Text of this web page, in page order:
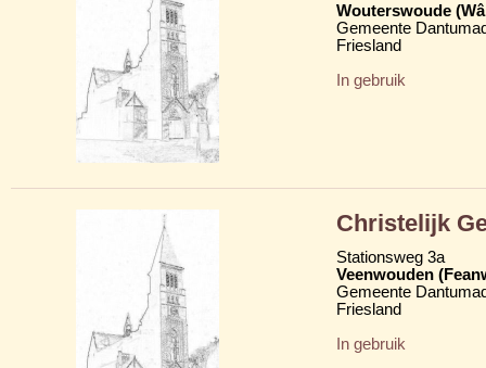
Wouterswoude
Gemeente
Friesland
In gebruik
Christelijk
Stationsweg 3a
Veenwouden
Gemeente
Friesland
In gebruik